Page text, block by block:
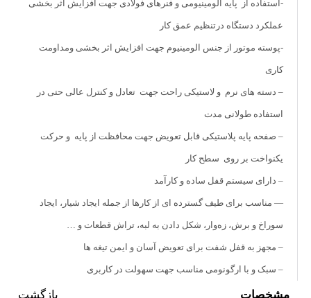
-استفاده از پایه الومینیومی و فنرهای فولادی جهت افزایش اثر بخشی
عملکرد دستگاه درتنظیم عمق کار
-پوسته موتور از جنس الومینیوم جهت افزایش اثر بخشی ومداومت
کاری
– دسته های نرم و لاستیکی راحت جهت تعادل و کنترل عالی حتی در
استفاده طولانی مدت
– صفحه پایه پلاستیکی قابل تعویض جهت محافظت از پایه و حرکت
یکنواخت بر روی سطح کار
– دارای سیستم قفل ساده و کارآمد
— مناسب برای طیف گسترده ای از کارها از جمله ایجاد شیار، ایجاد
سوراخ و برش، زه‌وار، شکل دادن به لبه، تراش قطعات و …
– مجهز به قفل شفت برای تعویض آسان و ایمن تیغه ها
– سبک و با ارگونومی مناسب جهت سهولت در کاربری
مشخصات بازگشت